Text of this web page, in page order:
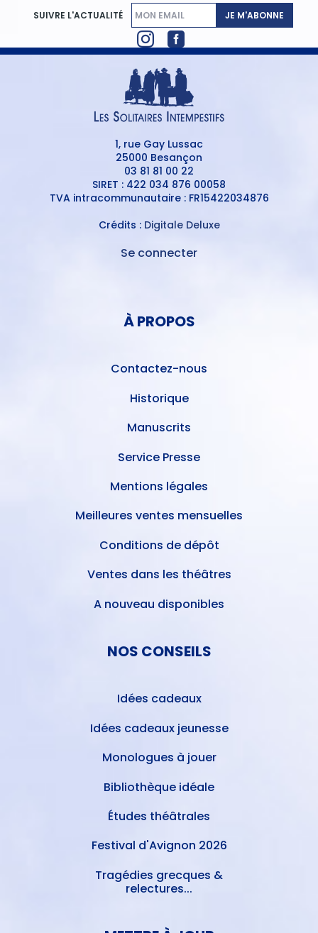
SUIVRE L'ACTUALITÉ JE M'ABONNE
1, rue Gay Lussac
25000 Besançon
03 81 81 00 22
SIRET : 422 034 876 00058
TVA intracommunautaire : FR15422034876
Crédits : Digitale Deluxe
Se connecter
À PROPOS
Contactez-nous
Historique
Manuscrits
Service Presse
Mentions légales
Meilleures ventes mensuelles
Conditions de dépôt
Ventes dans les théâtres
A nouveau disponibles
NOS CONSEILS
Idées cadeaux
Idées cadeaux jeunesse
Monologues à jouer
Bibliothèque idéale
Études théâtrales
Festival d'Avignon 2026
Tragédies grecques &
relectures...